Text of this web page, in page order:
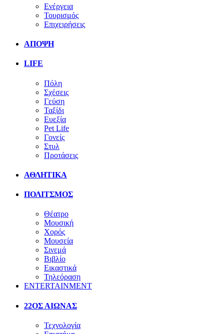
Ενέργεια
Τουρισμός
Επιχειρήσεις
ΑΠΟΨΗ
LIFE
Πόλη
Σχέσεις
Γεύση
Ταξίδι
Ευεξία
Pet Life
Γονείς
Στυλ
Προτάσεις
ΑΘΛΗΤΙΚΑ
ΠΟΛΙΤΣΜΟΣ
Θέατρο
Μουσική
Χορός
Μουσεία
Σινεμά
Βιβλίο
Εικαστικά
Τηλεόραση
ENTERTAINMENT
22ΟΣ ΑΙΩΝΑΣ
Τεχνολογία